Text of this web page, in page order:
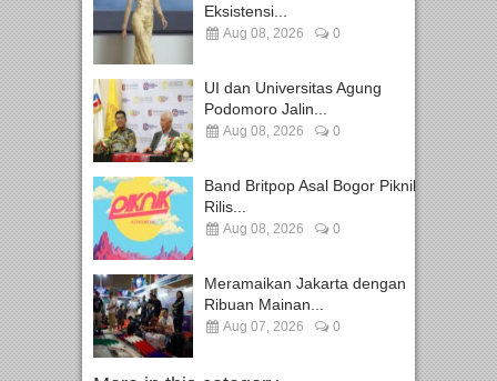
Eksistensi...
Aug 08, 2026 0
UI dan Universitas Agung
Podomoro Jalin...
Aug 08, 2026 0
Band Britpop Asal Bogor Piknik
Rilis...
Aug 08, 2026 0
Meramaikan Jakarta dengan
Ribuan Mainan...
Aug 07, 2026 0